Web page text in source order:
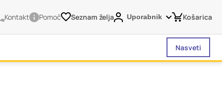
Kontakt Pomoč Seznam želja Uporabnik Košarica
Nasveti